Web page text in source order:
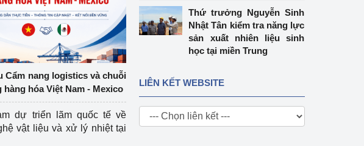
Cẩm nang logistics và chuỗi
hóa Việt Nam - Mexico
dự triển lãm quốc tế về
vật liệu và xử lý nhiệt tại
Thứ trưởng Nguyễn Sinh
Nhật Tân kiểm tra năng lực
sản xuất nhiên liệu sinh
học tại miền Trung
LIÊN KẾT WEBSITE